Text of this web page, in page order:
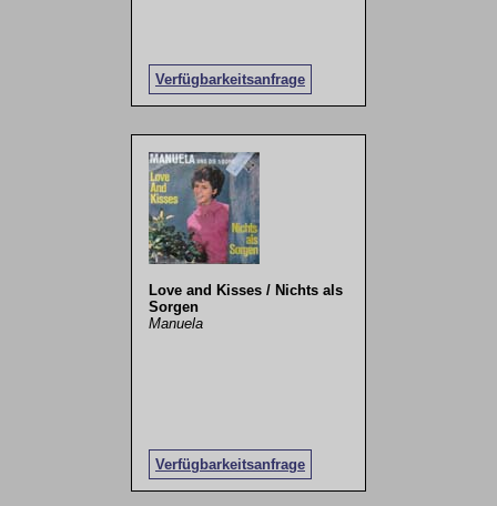
Verfügbarkeitsanfrage
Love and Kisses / Nichts als
Sorgen
Manuela
Verfügbarkeitsanfrage